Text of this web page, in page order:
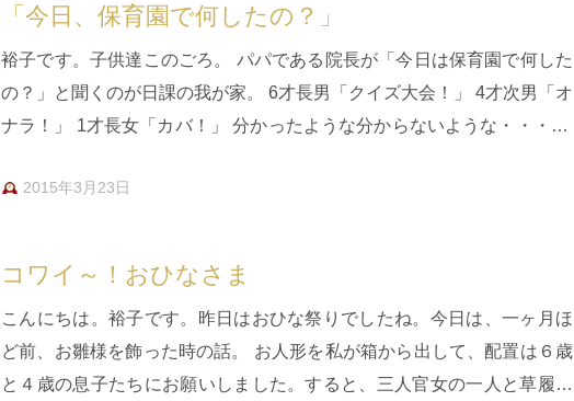
「今日、保育園で何したの？」
裕子です。子供達このごろ。 パパである院長が「今日は保育園で何した
の？」と聞くのが日課の我が家。 6才長男「クイズ大会！」 4才次男「オ
ナラ！」 1才長女「カバ！」 分かったような分からないような・・・ で
2015年3月23日
コワイ～！おひなさま
こんにちは。裕子です。昨日はおひな祭りでしたね。今日は、一ヶ月ほ
ど前、お雛様を飾った時の話。 お人形を私が箱から出して、配置は６歳
と４歳の息子たちにお願いしました。すると、三人官女の一人と草履取